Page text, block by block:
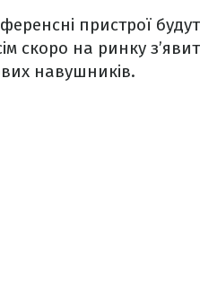
пристрої
скоро на ринку
навушників.